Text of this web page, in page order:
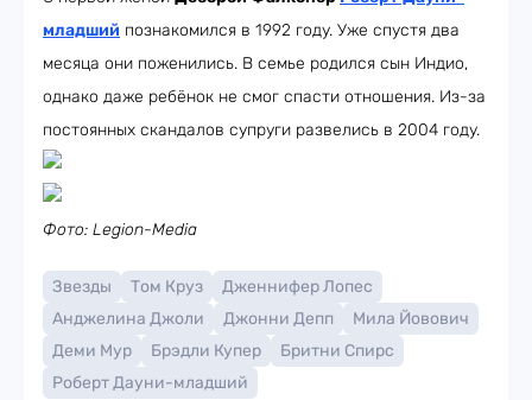
младший познакомился в 1992 году. Уже спустя два
месяца они поженились. В семье родился сын Индио,
однако даже ребёнок не смог спасти отношения. Из-за
постоянных скандалов супруги развелись в 2004 году.
Фото: Legion-Media
Звезды Том Круз
Дженнифер Лопес
Анджелина Джоли
Джонни Депп
Мила Йовович
Деми Мур
Брэдли Купер
Бритни Спирс
Роберт Дауни-младший